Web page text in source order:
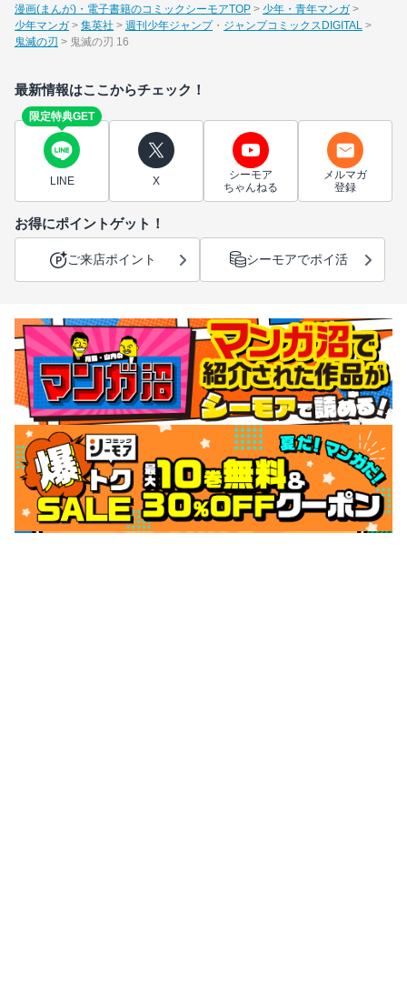
漫画(まんが)・電子書籍のコミックシーモアTOP
少年・青年マンガ
少年マンガ
集英社 週刊少年ジャンプ
ジャンプコミックスDIGITAL
鬼滅の刃
鬼滅の刃 16
最新情報はここからチェック！
限定特典GET
LINE X
シーモア
ちゃんねる
メルマガ
登録
お得にポイントゲット！
ご来店ポイント シーモアでポイ活